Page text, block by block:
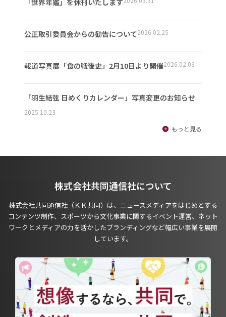
公正取引委員会からの勧告について2026.02.25
報道写真展「食の戦後史」2月10日より開催2026.02.03
「羽生結弦 日めくりカレンダー」写真変更のお知らせ
2025.10.23
もっと見る
株式会社共同通信社について
株式会社共同通信社（ＫＫ共同）は、ニュースメディアをはじめとする
コンテンツ制作、スポーツから文化事業に関するイベント運営、ネット
ワークとメディアの力を活かしたブランディングなど幅広い事業を展開
しています。